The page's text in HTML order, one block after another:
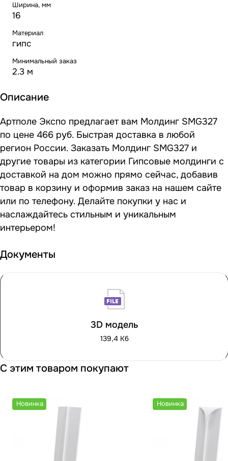
Ширина, мм
16
Материал
гипс
Минимальный заказ
2.3 м
Описание
Артполе Экспо предлагает вам Молдинг SMG327
по цене 466 руб. Быстрая доставка в любой
регион России. Заказать Молдинг SMG327 и
другие товары из категории Гипсовые молдинги с
доставкой на дом можно прямо сейчас, добавив
товар в корзину и оформив заказ на нашем сайте
или по телефону. Делайте покупки у нас и
наслаждайтесь стильным и уникальным
интерьером!
Документы
3D модель
139,4 Кб
С этим товаром покупают
Новинка Новинка